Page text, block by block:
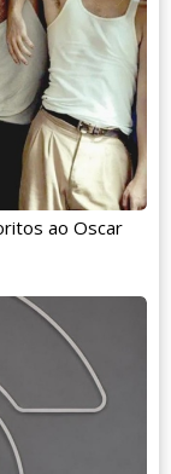
ao Oscar